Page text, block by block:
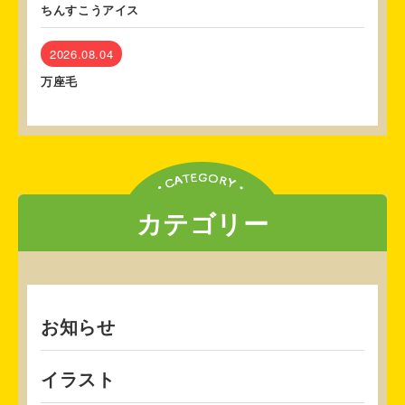
ちんすこうアイス
2026.08.04
万座毛
カテゴリー
お知らせ
イラスト